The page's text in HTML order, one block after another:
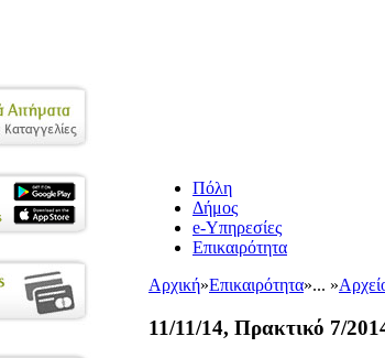
Πόλη
Δήμος
e-Υπηρεσίες
Επικαιρότητα
Αρχική»Επικαιρότητα»... »
11/11/14, Πρακτικό 7/